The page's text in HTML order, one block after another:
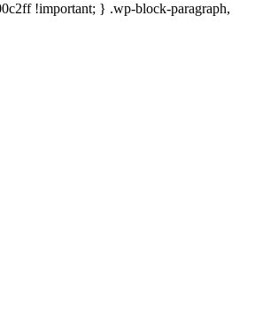
!important; } .wp-block-paragraph,